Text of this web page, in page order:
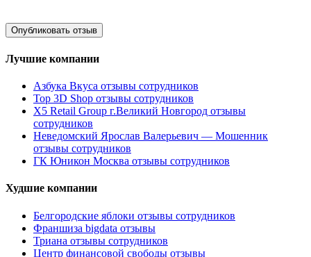
Лучшие компании
Азбука Вкуса отзывы сотрудников
Top 3D Shop отзывы сотрудников
X5 Retail Group г.Великий Новгород отзывы
сотрудников
Неведомский Ярослав Валерьевич — Мошенник
отзывы сотрудников
ГК Юникон Москва отзывы сотрудников
Худшие компании
Белгородские яблоки отзывы сотрудников
Франшиза bigdata отзывы
Триана отзывы сотрудников
Центр финансовой свободы отзывы